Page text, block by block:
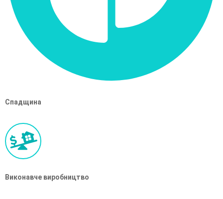
Спадщина
Виконавче виробництво